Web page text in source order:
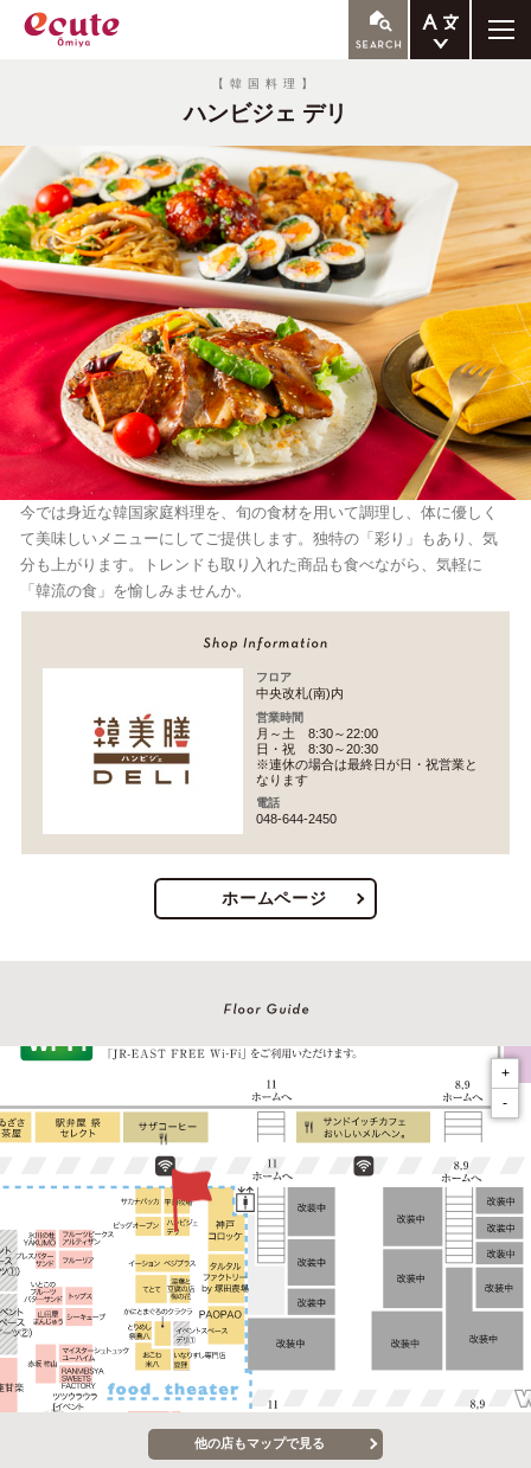
簡体中文
한국어
【韓国料理】
ハンビジェ デリ
今では身近な韓国家庭料理を、旬の食材を用いて調理し、体に優しく
て美味しいメニューにしてご提供します。独特の「彩り」もあり、気
分も上がります。トレンドも取り入れた商品も食べながら、気軽に
「韓流の食」を愉しみませんか。
フロア
中央改札(南)内
営業時間
月～土 8:30～22:00
日・祝 8:30～20:30
※連休の場合は最終日が日・祝営業と
なります
電話
048-644-2450
ホームページ
+
-
他の店もマップで見る